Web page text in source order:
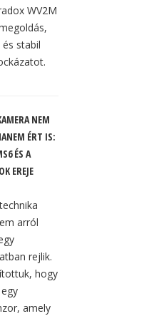
WV2M
stabil
NEM
ÉRT IS:
ÉS A
EREJE
arról
rejlik.
hogy
amely